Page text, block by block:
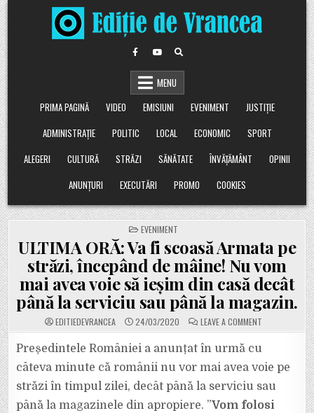
Skip
to
content
MENU
PRIMA PAGINĂ
VIDEO EMISIUNI EVENIMENT
JUSTIȚIE
ADMINISTRAȚIE
POLITIC LOCAL ECONOMIC
SPORT
ALEGERI
CULTURĂ STRĂZI SĂNĂTATE ÎNVĂȚĂMÂNT
OPINII
ANUNȚURI
EXECUTĂRI PROMO COOKIES
POSTED
IN
EVENIMENT
ULTIMA ORĂ: Va fi scoasă Armata pe
străzi, începând de mâine! Nu vom
mai avea voie să ieșim din casă decât
până la serviciu sau până la magazin.
EDITIEDEVRANCEA 24/03/2020 LEAVE A COMMENT
ULTIMA
FI
SCOASĂ
ARMATA
STRĂZI,
DE
Președintele României a anunțat în urmă cu
câteva minute că românii nu vor mai avea voie pe
străzi în timpul zilei, decât până la serviciu sau
până la magazinele din apropiere. ”Vom folosi